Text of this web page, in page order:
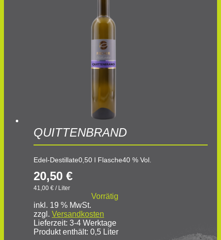
QUITTENBRAND
Edel-Destillate0,50 l Flasche40 % Vol.
20,50 €
41,00 € / Liter
Vorrätig
inkl. 19 % MwSt.
zzgl. Versandkosten
Lieferzeit: 3-4 Werktage
Produkt enthält: 0,5 Liter